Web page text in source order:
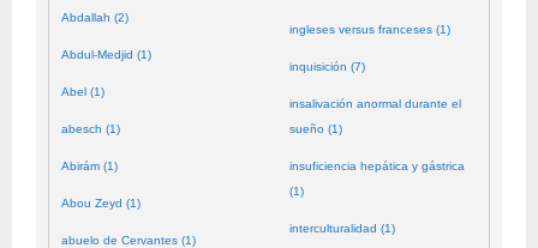
Abdallah (2)
Abdul-Medjid (1)
Abel (1)
abesch (1)
Abirám (1)
Abou Zeyd (1)
abuelo de Cervantes (1)
ingleses versus franceses (1)
inquisición (7)
insalivación anormal durante el
sueño (1)
insuficiencia hepática y gástrica
(1)
interculturalidad (1)